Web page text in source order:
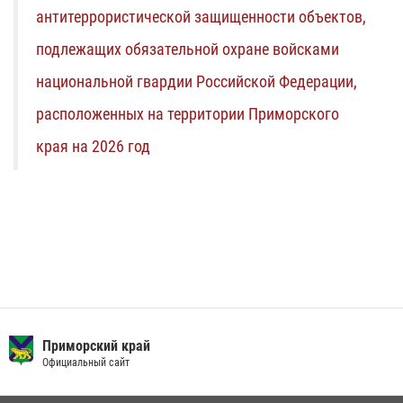
антитеррористической защищенности объектов,
подлежащих обязательной охране войсками
национальной гвардии Российской Федерации,
расположенных на территории Приморского
края на 2026 год
Приморский край
Официальный сайт